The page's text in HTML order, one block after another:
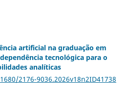
artificial na graduação em
tecnológica para o
analíticas
2176-9036.2026v18n2ID41738